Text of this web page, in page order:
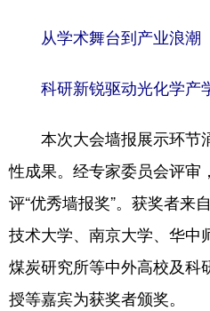
从学术舞台到产业浪潮
科研新锐驱动光化学产
本次大会墙报展示环节
性成果。经专家委员会评审
评“优秀墙报奖”。获奖者来
技术大学、南京大学、华中
煤炭研究所等中外高校及科
授等嘉宾为获奖者颁奖。